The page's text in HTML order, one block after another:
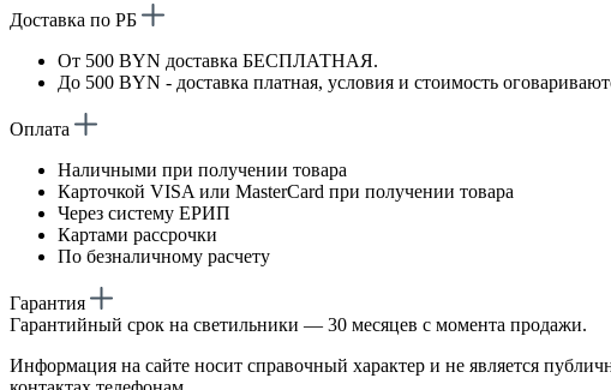
Доставка по РБ
От 500 BYN доставка БЕСПЛАТНАЯ.
До 500 BYN - доставка платная, условия и стоимость
Оплата
Наличными при получении товара
Карточкой VISA или MasterCard при получении товара
Через систему ЕРИП
Картами рассрочки
По безналичному расчету
Гарантия
Гарантийный срок на светильники — 30 месяцев с момента продажи.
Информация на сайте носит справочный характер и не является